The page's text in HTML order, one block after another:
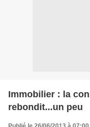
Immobilier : la
rebondit...un peu